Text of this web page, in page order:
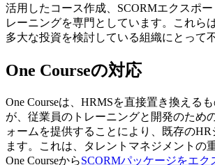
活用したコース作成、SCORMエクスポ
レーニングを専門としています。これら
多大な投資を検討している組織にとって
One Courseの対応
One Courseは、HRMSを直接置き換える
が、従業員のトレーニングと開発のため
ォームを提供することにより、既存の
ます。これは、タレントマネジメントの
One CourseからSCORMパッケージをエク